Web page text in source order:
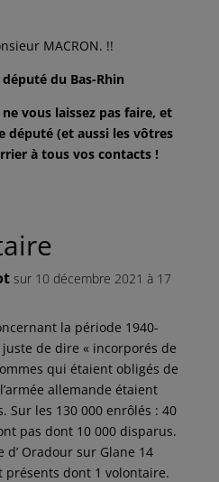
MACRON. !!
député du Bas-Rhin
vous laissez pas faire, et
député (et aussi les vôtres
à tous vos contacts !
sur 10 décembre 2021 à 17
la période 1940-
de dire « incorporés de
qui étaient obligés de
allemande étaient
Sur les 130 000 enrôlés : 40
pas dont 10 000 disparus.
d’ Oradour sur Glane 14
présents dont 1 volontaire.